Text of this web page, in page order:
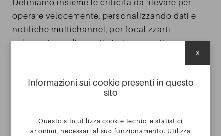
SERVIZI
Definiamo insieme le criticità da rilevare per
operare velocemente, personalizzando dati e
notifiche multichannel, per focalizzarti
solamente sugli eventi più importanti e a
maggiore impatto sulla produttività aziendale.
RICHIEDI INFO
Informazioni sui cookie presenti in questo
sito
Questo sito utilizza cookie tecnici e statistici
anonimi, necessari al suo funzionamento. Utilizza
x